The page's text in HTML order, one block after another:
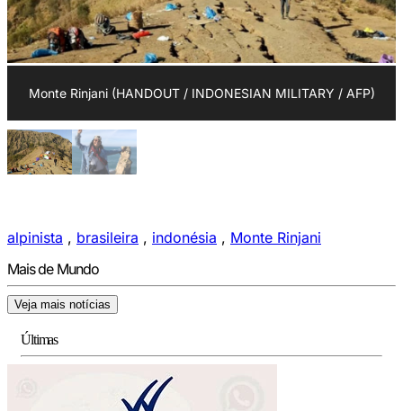
Monte Rinjani (HANDOUT / INDONESIAN MILITARY / AFP)
alpinista , brasileira , indonésia , Monte Rinjani
Mais de Mundo
Veja mais notícias
Últimas